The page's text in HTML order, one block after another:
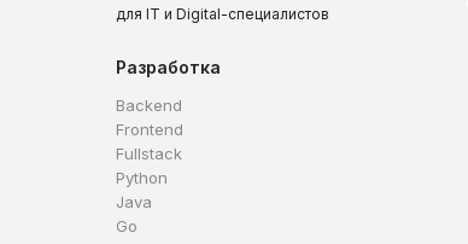
для IT и Digital-специалистов
Разработка
Backend
Frontend
Fullstack
Python
Java
Go